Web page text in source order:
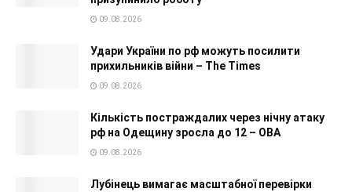
09.08.2026
Удари України по рф можуть посилити
прихильників війни – The Times
09.08.2026
Кількість постраждалих через нічну атаку
рф на Одещину зросла до 12 – ОВА
09.08.2026
Лубінець вимагає масштабної перевірки